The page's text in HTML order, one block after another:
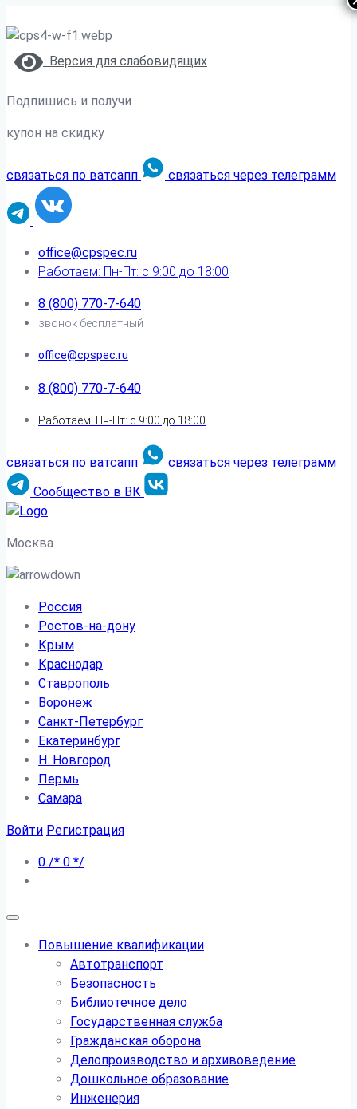
Версия для слабовидящих
Подпишись и получи
купон на скидку
связаться по ватсапп связаться через телеграмм
office@cpspec.ru
Работаем: Пн-Пт: с 9:00 до 18:00
8 (800) 770-7-640
звонок бесплатный
office@cpspec.ru
8 (800) 770-7-640
Работаем: Пн-Пт: с 9:00 до 18:00
связаться по ватсапп
связаться через телеграмм
Сообщество в ВК
Москва
Россия
Ростов-на-дону
Крым
Краснодар
Ставрополь
Воронеж
Санкт-Петербург
Екатеринбург
Н. Новгород
Пермь
Самара
Войти Регистрация
0 /* 0 */
Повышение квалификации
Автотранспорт
Безопасность
Библиотечное дело
Государственная служба
Гражданская оборона
Делопроизводство и архивоведение
Дошкольное образование
Инженерия